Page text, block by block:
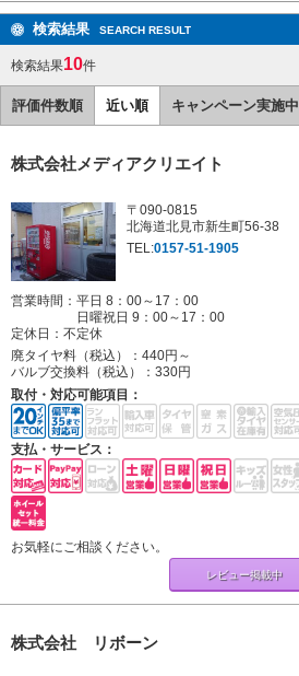
検索結果 SEARCH RESULT
検索結果10件
評価件数順 近い順 キャンペーン実施中
株式会社メディアクリエイト
〒090-0815
北海道北見市新生町56-38
TEL:0157-51-1905
営業時間：平日 8：00～17：00
日曜祝日 9：00～17：00
定休日： 不定休
廃タイヤ料（税込）： 440円～
バルブ交換料（税込）： 330円
取付・対応可能項目：
支払・サービス：
お気軽にご相談ください。
レビュー掲載中
株式会社 リボーン